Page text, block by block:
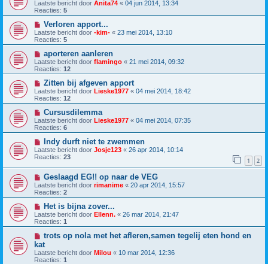
Laatste bericht door Anita74 « 04 jun 2014, 13:34
Reacties: 5
Verloren apport...
Laatste bericht door -kim- « 23 mei 2014, 13:10
Reacties: 5
aporteren aanleren
Laatste bericht door flamingo « 21 mei 2014, 09:32
Reacties: 12
Zitten bij afgeven apport
Laatste bericht door Lieske1977 « 04 mei 2014, 18:42
Reacties: 12
Cursusdilemma
Laatste bericht door Lieske1977 « 04 mei 2014, 07:35
Reacties: 6
Indy durft niet te zwemmen
Laatste bericht door Josje123 « 26 apr 2014, 10:14
Reacties: 23 1 2
Geslaagd EG!! op naar de VEG
Laatste bericht door rimanime « 20 apr 2014, 15:57
Reacties: 2
Het is bijna zover...
Laatste bericht door Ellenn. « 26 mar 2014, 21:47
Reacties: 1
trots op nola met het afleren,samen tegelij eten hond en
kat
Laatste bericht door Milou « 10 mar 2014, 12:36
Reacties: 1